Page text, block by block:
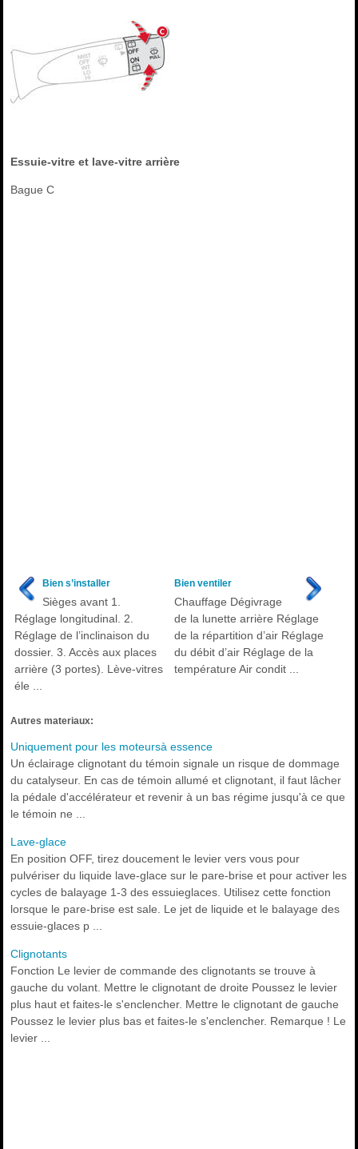
Essuie-vitre et lave-vitre arrière
Bague C
Bien s’installer
Sièges avant 1.
Réglage longitudinal. 2.
Réglage de l’inclinaison du
dossier. 3. Accès aux places
arrière (3 portes). Lève-vitres
éle ...
Bien ventiler
Chauffage Dégivrage
de la lunette arrière Réglage
de la répartition d’air Réglage
du débit d’air Réglage de la
température Air condit ...
Autres materiaux:
Uniquement pour les moteursà essence
Un éclairage clignotant du témoin signale un risque de dommage
du catalyseur. En cas de témoin allumé et clignotant, il faut lâcher
la pédale d'accélérateur et revenir à un bas régime jusqu'à ce que
le témoin ne ...
Lave-glace
En position OFF, tirez doucement le levier vers vous pour
pulvériser du liquide lave-glace sur le pare-brise et pour activer les
cycles de balayage 1-3 des essuieglaces. Utilisez cette fonction
lorsque le pare-brise est sale. Le jet de liquide et le balayage des
essuie-glaces p ...
Clignotants
Fonction Le levier de commande des clignotants se trouve à
gauche du volant. Mettre le clignotant de droite Poussez le levier
plus haut et faites-le s'enclencher. Mettre le clignotant de gauche
Poussez le levier plus bas et faites-le s'enclencher. Remarque ! Le
levier ...